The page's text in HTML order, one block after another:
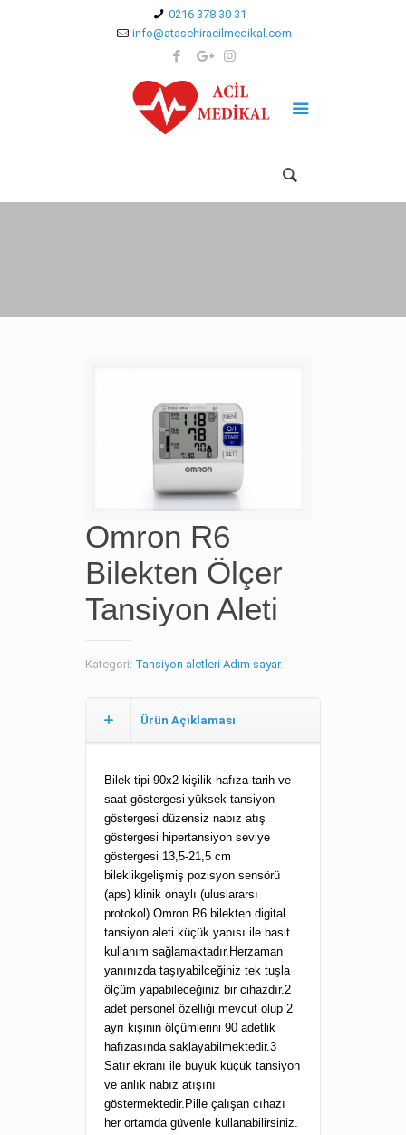
0216 378 30 31
info@atasehiracilmedikal.com
Omron R6
Bilekten Ölçer
Tansiyon Aleti
Kategori: Tansiyon aletleri Adım sayar.
Ürün Açıklaması
Bilek tipi 90x2 kişilik hafıza tarih ve
saat göstergesi yüksek tansiyon
göstergesi düzensiz nabız atış
göstergesi hipertansiyon seviye
göstergesi 13,5-21,5 cm
bileklikgelişmiş pozisyon sensörü
(aps) klinik onaylı (uluslararsı
protokol) Omron R6 bilekten digital
tansiyon aleti küçük yapısı ile basit
kullanım sağlamaktadır.Herzaman
yanınızda taşıyabilceğiniz tek tuşla
ölçüm yapabileceğiniz bir cihazdır.2
adet personel özelliği mevcut olup 2
ayrı kişinin ölçümlerini 90 adetlik
hafızasında saklayabilmektedir.3
Satır ekranı ile büyük küçük tansiyon
ve anlık nabız atışını
göstermektedir.Pille çalışan cıhazı
her ortamda güvenle kullanabilirsiniz.